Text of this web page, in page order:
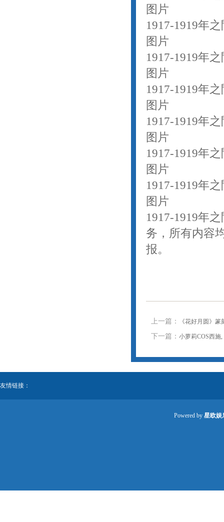
图片
1917-1919年
图片
1917-1919年
图片
1917-1919年
图片
1917-1919年
图片
1917-1919年
图片
1917-1919年
图片
1917-1919年
务，所有内容
报。
上一篇： 《花好月圆》
下一篇： 小萝莉COS西施
友情链接：
Powered by 星欧娱